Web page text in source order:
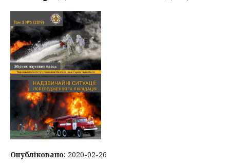
Опубліковано: 2020-02-26